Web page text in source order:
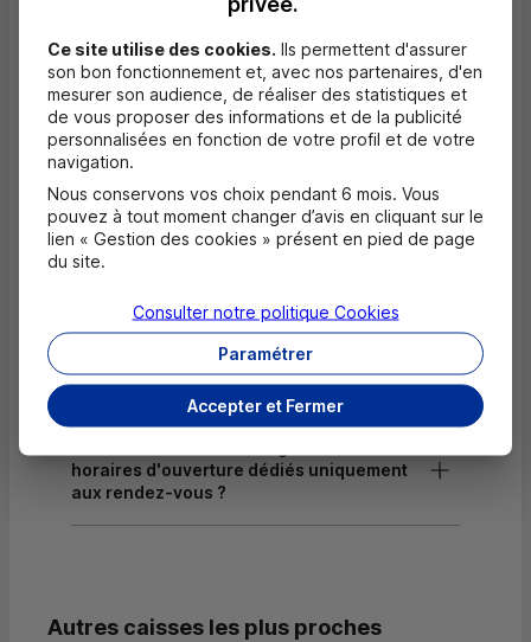
Dépôt de monnaie EUR
Dépôt valorisé de chèques EUR
Dépôt de chèques EUR
Equipement pour déficients visuels
Masquer
Questions fréquentes
l'ouverture d'un compte pour un majeur ?
Où trouver les numéros d'urgence ?
horaires d'ouverture dédiés uniquement
aux rendez-vous ?
Autres caisses les plus proches
Ce site utilise des cookies. Ils permettent d'assurer
son bon fonctionnement et, avec nos partenaires, d'en
mesurer son audience, de réaliser des statistiques et
de vous proposer des informations et de la publicité
personnalisées en fonction de votre profil et de votre
navigation.
Nous conservons vos choix pendant 6 mois. Vous
pouvez à tout moment changer d’avis en cliquant sur le
lien « Gestion des cookies » présent en pied de page
du site.
Accepter et Fermer
Paramétrer
Consulter notre politique Cookies